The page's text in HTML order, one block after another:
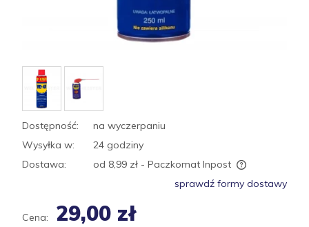
Dostępność:
na wyczerpaniu
Wysyłka w:
24 godziny
Dostawa:
od 8,99 zł - Paczkomat Inpost
sprawdź formy dostawy
Cena: 29,00 zł